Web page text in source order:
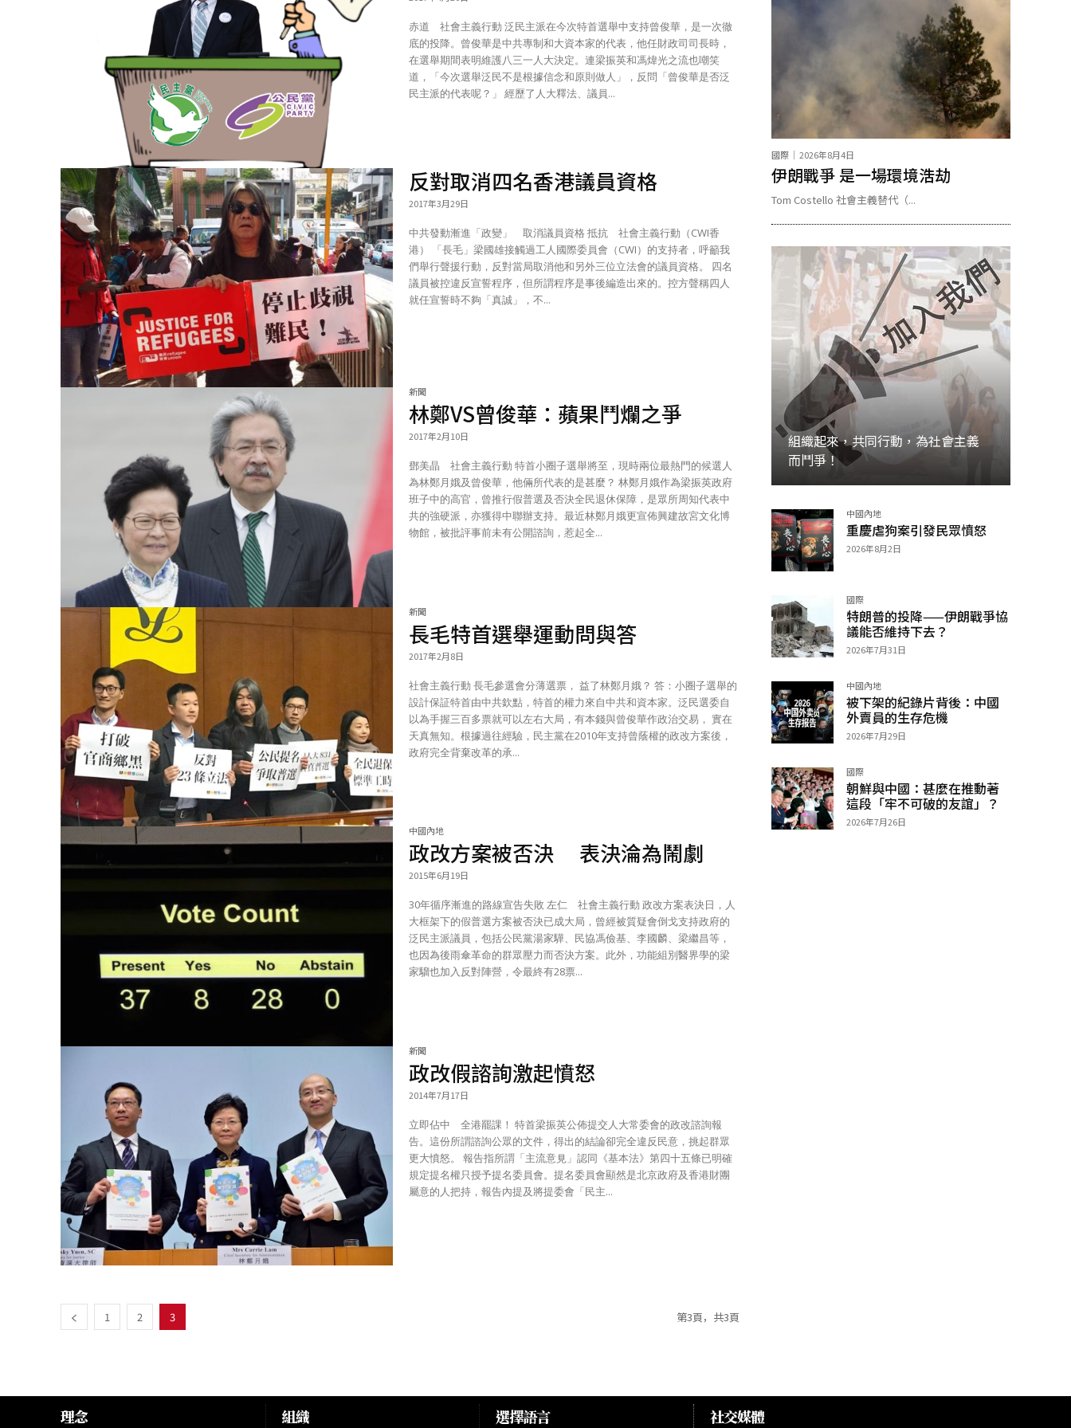
赤道 社會主義行動 泛民主派在今次特首選舉中支持曾俊華，是一次徹
底的投降。曾俊華是中共專制和大資本家的代表，他任財政司司長時，
在選舉期間表明維護八三一人大決定。連梁振英和馮煒光之流也嘲笑
道，「今次選舉泛民不是根據信念和原則做人」，反問「曾俊華是否泛
民主派的代表呢？」 經歷了人大釋法、議員...
反對取消四名香港議員資格
2017年3月29日
中共發動漸進「政變」 取消議員資格 抵抗 社會主義行動（CWI香
港） 「長毛」梁國雄接觸過工人國際委員會（CWI）的支持者，呼籲我
們舉行聲援行動，反對當局取消他和另外三位立法會的議員資格。 四名
議員被控違反宣誓程序，但所謂程序是事後編造出來的。控方聲稱四人
就任宣誓時不夠「真誠」，不...
新聞
林鄭VS曾俊華：蘋果鬥爛之爭
2017年2月10日
鄧美晶 社會主義行動 特首小圈子選舉將至，現時兩位最熱門的候選人
為林鄭月娥及曾俊華，他倆所代表的是甚麼？ 林鄭月娥作為梁振英政府
班子中的高官，曾推行假普選及否決全民退休保障，是眾所周知代表中
共的強硬派，亦獲得中聯辦支持。最近林鄭月娥更宣佈興建故宮文化博
物館，被批評事前未有公開諮詢，惹起全...
新聞
長毛特首選舉運動問與答
2017年2月8日
社會主義行動 長毛參選會分薄選票， 益了林鄭月娥？ 答：小圈子選舉的
設計保証特首由中共欽點，特首的權力來自中共和資本家。泛民選委自
以為手握三百多票就可以左右大局，有本錢與曾俊華作政治交易， 實在
天真無知。根據過往經驗，民主黨在2010年支持曾蔭權的政改方案後，
政府完全背棄改革的承...
中國內地
政改方案被否決 表決淪為鬧劇
2015年6月19日
30年循序漸進的路線宣告失敗 左仁 社會主義行動 政改方案表決日，人
大框架下的假普選方案被否決已成大局，曾經被質疑會倒戈支持政府的
泛民主派議員，包括公民黨湯家驊、民協馮儉基、李國麟、梁繼昌等，
也因為後雨傘革命的群眾壓力而否決方案。此外，功能組別醫界學的梁
家騮也加入反對陣營，令最終有28票...
新聞
政改假諮詢激起憤怒
2014年7月17日
立即佔中 全港罷課！ 特首梁振英公佈提交人大常委會的政改諮詢報
告。這份所謂諮詢公眾的文件，得出的結論卻完全違反民意，挑起群眾
更大憤怒。 報告指所謂「主流意見」認同《基本法》第四十五條已明確
規定提名權只授予提名委員會。提名委員會顯然是北京政府及香港財團
屬意的人把持，報告內提及將提委會「民主...
1 2 3 第3頁，共3頁
國際 2026年8月4日
伊朗戰爭 是一場環境浩劫
Tom Costello 社會主義替代（...
組織起來，共同行動，為社會主義
而鬥爭！
加入 中國內地
重慶虐狗案引發民眾憤怒
2026年8月2日
國際
特朗普的投降——伊朗戰爭協
議能否維持下去？
2026年7月31日
中國內地
被下架的紀錄片背後：中國
外賣員的生存危機
2026年7月29日
國際
朝鮮與中國：甚麼在推動著
這段「牢不可破的友誼」？
2026年7月26日
理念 組織 選擇語言 社交媒體